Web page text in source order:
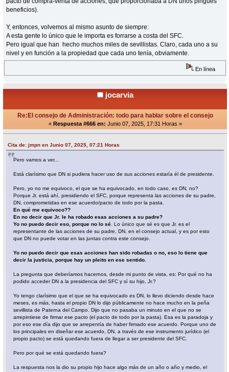
beneficios).
Y, entonces, volvemos al mismo asunto de siempre:
A esta gente lo único que le importa es forrarse a costa del SFC.
Pero igual que han hecho muchos miles de sevillistas. Claro, cada uno a su
nivel y en función a la propiedad que cada uno tenía, obviamente.
En línea
jocarvia
Re:El consejo de Administración: todo para hablar sobre el consejo
« Respuesta #666 en: Junio 07, 2025, 17:31 Horas »
Cita de: jmpn en Junio 07, 2025, 07:21 Horas
Pero vamos a ver...
Está clarísimo que DN si pudiera hacer uso de sus acciones estaría él de presidente.
Pero, yo no me equivoco, el que se ha equivocado, en todo caso, es DN, no?
Porque Jr. está ahí, presidiendo el SFC, porque representa las acciones de su padre,
DN, comprometidas en ese acuerdo/pacto de todo por la pasta.
En qué me equivoco??
En no decir que Jr. le ha robado esas acciones a su padre?
Yo no puedo decir eso, porque no lo sé . Lo único que sé es que Jr. es el
representante de las acciones de su padre, DN, en el consejo actual, y es por esto
que DN no puede votar en las juntas contra este consejo.
Yo no puedo decir que esas acciones han sido robadas o no, eso lo tiene que
decir la justicia, porque hay un pleito en ese sentido.
La pregunta que deberíamos hacernos, desde mi punto de vista, es: Por qué no ha
podido acceder DN a la presidencia del SFC y sí su hijo, Jr.?
Yo tengo clarísimo que el que se ha equivocado es DN, lo llevo diciendo desde hace
meses, es más, hasta el propio DN lo dijo públicamente no hace mucho en la peña
sevillista de Paterna del Campo. Dijo que no pasaba un minuto en el que no se
arrepintiese de firmar ese pacto (el pacto de todo por la pasta). Esa es la paradoja y
por eso ese día dijo que se arrepentía de haber firmado ese acuerdo. Porque uno de
los principales en diseñar ese acuerdo, DN, a través de ese instrumento jurídico (el
propio pacto) se está quedando fuera de llegar a ser presidente del SFC.
Pero por qué se está quedando fuera?
La respuesta nos la dio su propio hijo hace algo más de un año o año y medio, el